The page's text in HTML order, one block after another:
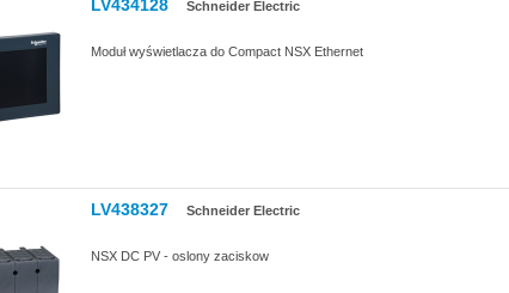
LV434128 Schneider Electric
Moduł wyświetlacza do Compact NSX Ethernet
LV438327 Schneider Electric
NSX DC PV - oslony zaciskow